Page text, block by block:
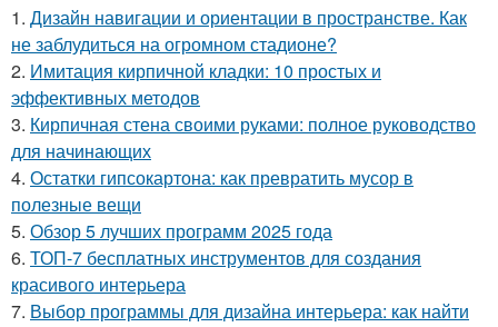
1. Дизайн навигации и ориентации в пространстве. Как
не заблудиться на огромном стадионе?
2. Имитация кирпичной кладки: 10 простых и
эффективных методов
3. Кирпичная стена своими руками: полное руководство
для начинающих
4. Остатки гипсокартона: как превратить мусор в
полезные вещи
5. Обзор 5 лучших программ 2025 года
6. ТОП-7 бесплатных инструментов для создания
красивого интерьера
7. Выбор программы для дизайна интерьера: как найти